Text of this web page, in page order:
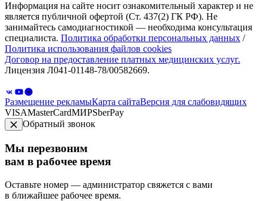
Информация на сайте носит ознакомительный характер и не
является публичной офертой (Ст. 437(2) ГК РФ). Не
занимайтесь самодиагностикой — необходима консультация
специалиста. Политика обработки персональных данных /
Политика использования файлов cookies
Договор на предоставление платных медицинских услуг.
Лицензия Л041-01148-78/00582669.
Размещение рекламыКарта сайтаВерсия для слабовидящих
VISAMasterCardМИРSberPay
Обратный звонок
Мы перезвоним
вам в рабочее время
Оставьте номер — администратор свяжется с вами
в ближайшее рабочее время.